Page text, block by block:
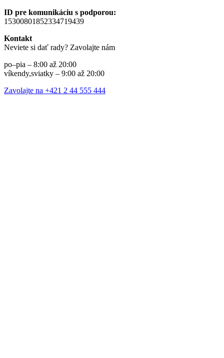
ID pre komunikáciu s podporou:
15300801852334719439
Kontakt
Neviete si dať rady? Zavolajte nám
po–pia – 8:00 až 20:00
víkendy,sviatky – 9:00 až 20:00
Zavolajte na +421 2 44 555 444